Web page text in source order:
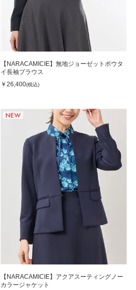
【NARACAMICIE】無地ジョーゼットボウタ
イ長袖ブラウス
￥26,400(税込)
【NARACAMICIE】アクアスーティングノー
カラージャケット